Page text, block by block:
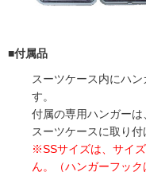
■付属品
スーツケース内にハ
す。
付属の専用ハンガーは
スーツケースに取り付
※SSサイズは、サイ
ん。（ハンガーフック